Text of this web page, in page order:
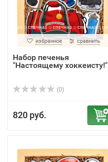
избранное сравнить
Набор печенья
"Настоящему хоккеисту!"
(0)
820 руб.